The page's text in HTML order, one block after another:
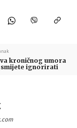
kroničnog umora
smijete ignorirati